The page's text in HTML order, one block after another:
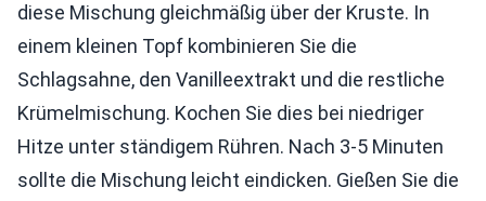
diese Mischung gleichmäßig über der Kruste. In
einem kleinen Topf kombinieren Sie die
Schlagsahne, den Vanilleextrakt und die restliche
Krümelmischung. Kochen Sie dies bei niedriger
Hitze unter ständigem Rühren. Nach 3-5 Minuten
sollte die Mischung leicht eindicken. Gießen Sie die